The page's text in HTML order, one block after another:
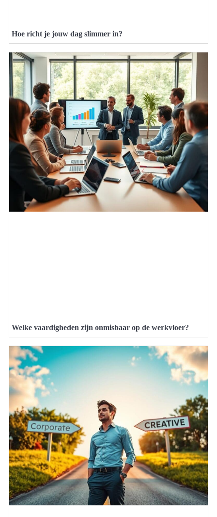
Hoe richt je jouw dag slimmer in?
Welke vaardigheden zijn onmisbaar op de werkvloer?